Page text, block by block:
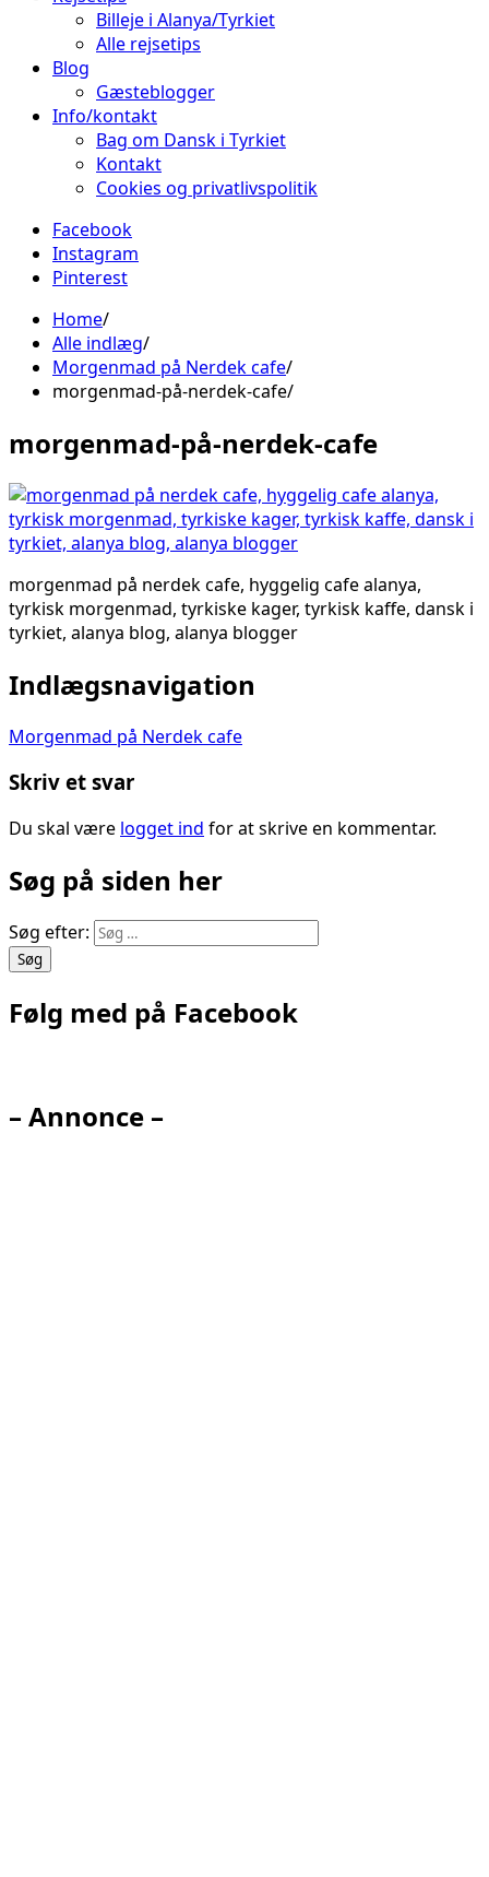
Billeje i Alanya/Tyrkiet
Alle rejsetips
Blog
Gæsteblogger
Info/kontakt
Bag om Dansk i Tyrkiet
Kontakt
Cookies og privatlivspolitik
Facebook
Instagram
Pinterest
Home
Alle indlæg
Morgenmad på Nerdek cafe
morgenmad-på-nerdek-cafe
morgenmad-på-nerdek-cafe
morgenmad på nerdek cafe, hyggelig cafe alanya,
tyrkisk morgenmad, tyrkiske kager, tyrkisk kaffe, dansk i
tyrkiet, alanya blog, alanya blogger
Indlægsnavigation
Morgenmad på Nerdek cafe
Skriv et svar
Du skal være logget ind for at skrive en kommentar.
Søg på siden her
Søg efter:
Følg med på Facebook
– Annonce –